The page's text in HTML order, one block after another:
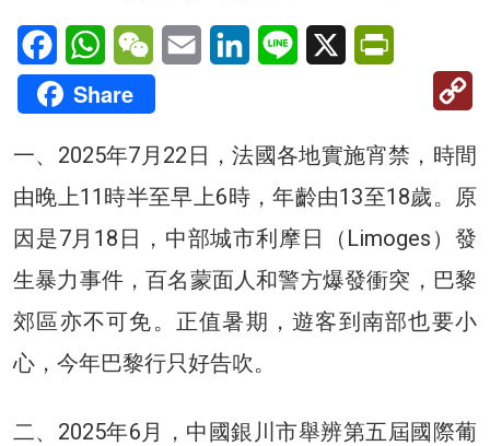
FacebookWhatsAppWeChatEmail LinkedInLine X
Share
一、2025年7月22日，法國各地實施宵禁，時間
由晚上11時半至早上6時，年齡由13至18歲。原
因是7月18日，中部城市利摩日（Limoges）發
生暴力事件，百名蒙面人和警方爆發衝突，巴黎
郊區亦不可免。正值暑期，遊客到南部也要小
心，今年巴黎行只好告吹。
二、2025年6月，中國銀川市舉辨第五屆國際葡